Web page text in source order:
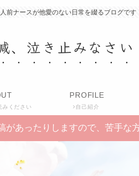
前ナースが他愛のない日常を綴るブログです
、泣き止みなさい
みください
PROFILE
自己紹介
あったりしますので、苦手な